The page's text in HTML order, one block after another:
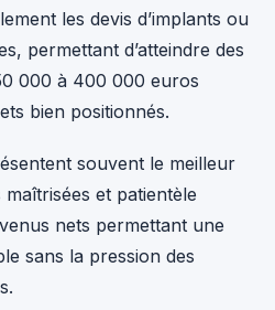
les devis d’implants ou
permettant d’atteindre des
000 à 400 000 euros
bien positionnés.
souvent le meilleur
et patientèle
nets permettant une
sans la pression des